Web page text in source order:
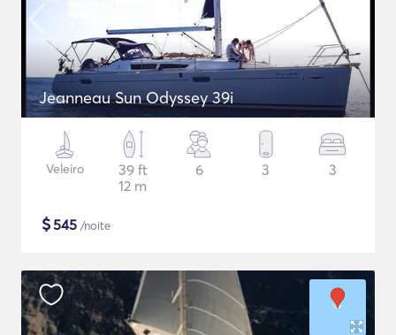
Jeanneau Sun Odyssey 39i
Veleiro
39 ft
12 m
6 3 3
$545 /noite